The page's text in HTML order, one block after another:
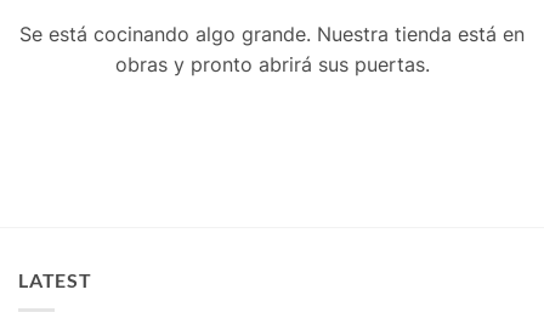
Se está cocinando algo grande. Nuestra tienda está en
obras y pronto abrirá sus puertas.
LATEST